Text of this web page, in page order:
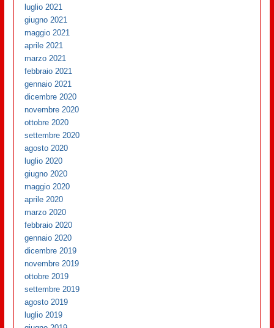
luglio 2021
giugno 2021
maggio 2021
aprile 2021
marzo 2021
febbraio 2021
gennaio 2021
dicembre 2020
novembre 2020
ottobre 2020
settembre 2020
agosto 2020
luglio 2020
giugno 2020
maggio 2020
aprile 2020
marzo 2020
febbraio 2020
gennaio 2020
dicembre 2019
novembre 2019
ottobre 2019
settembre 2019
agosto 2019
luglio 2019